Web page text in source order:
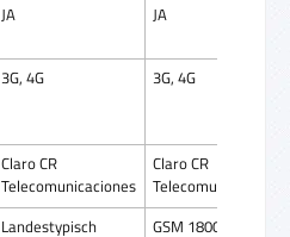
JA JA
3G, 4G 3G, 4G
Claro CR
Telecomunicaciones
Claro CR
Telecomunicaciones
Landestypisch
GSM 1800, UMTS